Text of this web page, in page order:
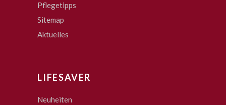
Pflegetipps
Sitemap
Aktuelles
LIFESAVER
Neuheiten